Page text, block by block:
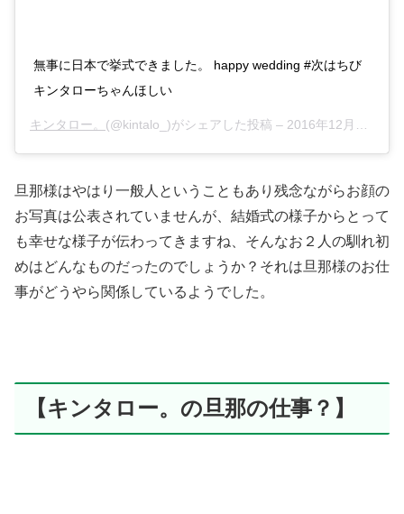
無事に日本で挙式できました。 happy wedding #次はちび
キンタローちゃんほしい
キンタロー。 (@kintalo_)がシェアした投稿 – 2016年12月月9日午前2時39分PST
旦那様はやはり一般人ということもあり残念ながらお顔の
お写真は公表されていませんが、結婚式の様子からとって
も幸せな様子が伝わってきますね、そんなお２人の馴れ初
めはどんなものだったのでしょうか？それは旦那様のお仕
事がどうやら関係しているようでした。
【キンタロー。の旦那の仕事？】